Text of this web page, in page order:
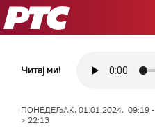
РТС
Читај ми!
ПОНЕДЕЉАК, 01.01.2024, 09:19 -
> 22:13